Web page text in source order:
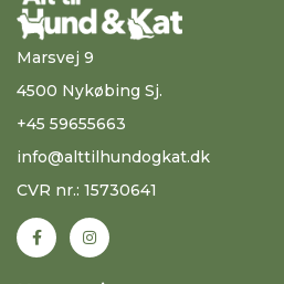
Marsvej 9
4500 Nykøbing Sj.
+45 59655663
info@alttilhundogkat.dk
CVR nr.: 15730641